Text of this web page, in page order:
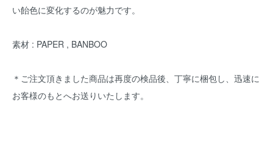
い飴色に変化するのが魅力です。
素材 : PAPER , BANBOO
＊ご注文頂きました商品は再度の検品後、丁寧に梱包し、迅速に
お客様のもとへお送りいたします。